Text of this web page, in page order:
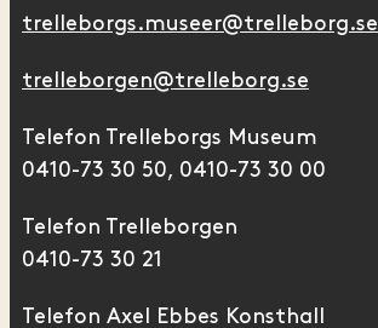
trelleborgs.museer@trelleborg.se
trelleborgen@trelleborg.se
Telefon Trelleborgs Museum
0410-73 30 50, 0410-73 30 00
Telefon Trelleborgen
0410-73 30 21
Telefon Axel Ebbes Konsthall